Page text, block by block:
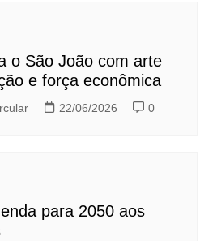
o São João com arte
e força econômica
22/06/2026 0
para 2050 aos